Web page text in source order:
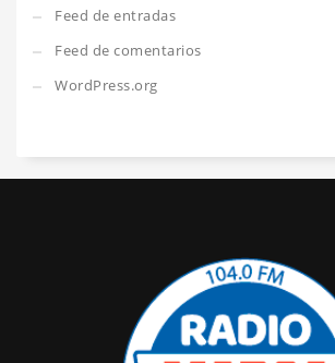
Feed de entradas
Feed de comentarios
WordPress.org